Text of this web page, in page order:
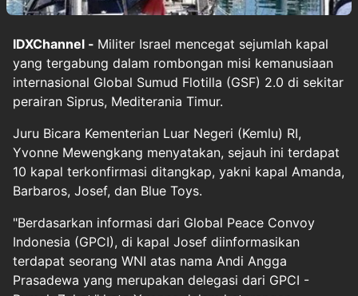
IDXChannel - Militer Israel mencegat sejumlah kapal
yang tergabung dalam rombongan misi kemanusiaan
internasional Global Sumud Flotilla (GSF) 2.0 di sekitar
perairan Siprus, Mediterania Timur.
Juru Bicara Kementerian Luar Negeri (Kemlu) RI,
Yvonne Mewengkang menyatakan, sejauh ini terdapat
10 kapal terkonfirmasi ditangkap, yakni kapal Amanda,
Barbaros, Josef, dan Blue Toys.
"Berdasarkan informasi dari Global Peace Convoy
Indonesia (GPCI), di kapal Josef diinformasikan
terdapat seorang WNI atas nama Andi Angga
Prasadewa yang merupakan delegasi dari GPCI -